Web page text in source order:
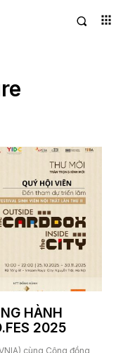
HÀNH
2025
cùng Cộng đồng